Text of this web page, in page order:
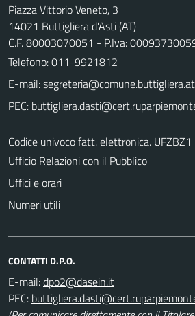
Piazza Vittorio Veneto, 3
14021 Buttigliera d'Asti (AT)
C.F. 80003070051 - P.Iva:
Telefono:011-9921812
E-mail:
PEC:
Codice univoco fatt. elettronica. UFZBZ1
Ufficio Relazioni con il Pubblico
Uffici e orari
Numeri utili
CONTATTI D.P.O.
E-mail:
PEC: